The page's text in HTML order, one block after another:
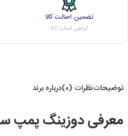
تضمین اصالت کالا
گواهی اصالت کالا
توضیحاتنظرات (0) درباره برند